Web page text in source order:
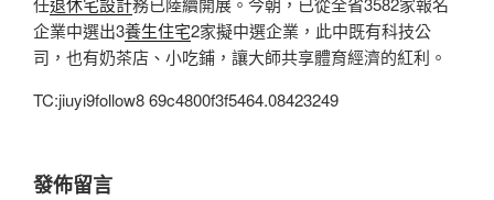
企業中選出3養生住宅2家擬中選企業，此中既有科技公
司，也有奶茶店、小吃鋪，讓大師共享體育經濟的紅利。
TC:jiuyi9follow8 69c4800f3f5464.08423249
發佈留言